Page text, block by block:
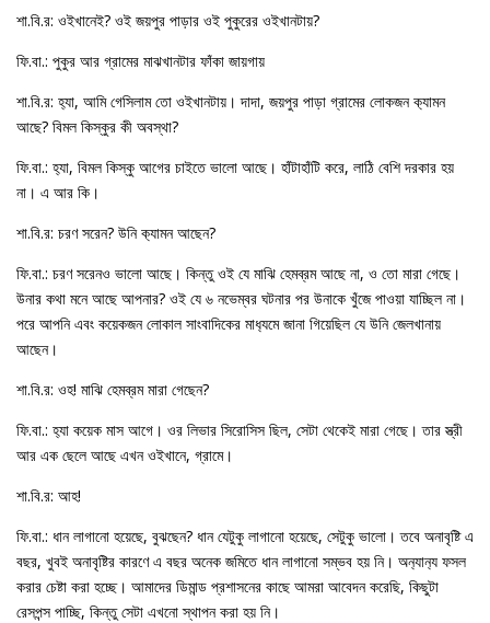
শা.বি.র: ওইখানেই? ওই জয়পুর পাড়ার ওই পুকুরের ওইখানটায়?
ফি.বা.: পুকুর আর গ্রামের মাঝখানটার ফাঁকা জায়গায়
শা.বি.র: হ‍্যা, আমি গেসিলাম তো ওইখানটায়। দাদা, জয়পুর পাড়া গ্রামের লোকজন ক‍্যামন
আছে? বিমল কিস্কুর কী অবস্থা?
ফি.বা.: হ‍্যা, বিমল কিস্কু আগের চাইতে ভালো আছে। হাঁটাহাঁটি করে, লাঠি বেশি দরকার হয়
না। এ আর কি।
শা.বি.র: চরণ সরেন? উনি ক‍্যামন আছেন?
ফি.বা.: চরণ সরেনও ভালো আছে। কিন্তু ওই যে মাঝি হেমব্রম আছে না, ও তো মারা গেছে।
উনার কথা মনে আছে আপনার? ওই যে ৬ নভেম্বর ঘটনার পর উনাকে খুঁজে পাওয়া যাচ্ছিল না।
পরে আপনি এবং কয়েকজন লোকাল সাংবাদিকের মাধ‍্যমে জানা গিয়েছিল যে উনি জেলখানায়
আছেন।
শা.বি.র: ওহ! মাঝি হেমব্রম মারা গেছেন?
ফি.বা.: হ‍্যা কয়েক মাস আগে। ওর লিভার সিরোসিস ছিল, সেটা থেকেই মারা গেছে। তার স্ত্রী
আর এক ছেলে আছে এখন ওইখানে, গ্রামে।
শা.বি.র: আহ!
ফি.বা.: ধান লাগানো হয়েছে, বুঝছেন? ধান যেটুকু লাগানো হয়েছে, সেটুকু ভালো। তবে অনাবৃষ্টি এ
বছর, খুবই অনাবৃষ্টির কারণে এ বছর অনেক জমিতে ধান লাগানো সম্ভব হয় নি। অন‍্যান‍্য ফসল
করার চেষ্টা করা হচ্ছে। আমাদের ডিমান্ড প্রশাসনের কাছে আমরা আবেদন করেছি, কিছুটা
রেসপন্স পাচ্ছি, কিন্তু সেটা এখনো স্থাপন করা হয় নি।